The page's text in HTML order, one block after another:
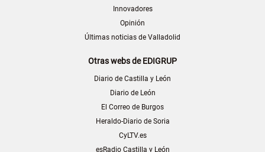
Innovadores
Opinión
Últimas noticias de Valladolid
Otras webs de EDIGRUP
Diario de Castilla y León
Diario de León
El Correo de Burgos
Heraldo-Diario de Soria
CyLTV.es
esRadio Castilla y León